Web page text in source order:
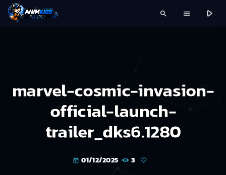
search menu play_arrow
marvel-cosmic-invasion-
official-launch-
trailer_dks6.1280
today 01/12/2025 3